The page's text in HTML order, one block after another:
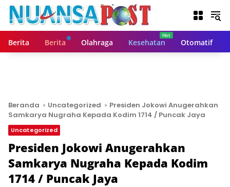
Berita Berita Olahraga Kesehatan Otomatif
Beranda Uncategorized
Presiden Jokowi Anugerahkan
Samkarya Nugraha Kepada Kodim 1714 / Puncak Jaya
Uncategorized
Presiden Jokowi Anugerahkan
Samkarya Nugraha Kepada Kodim
1714 / Puncak Jaya